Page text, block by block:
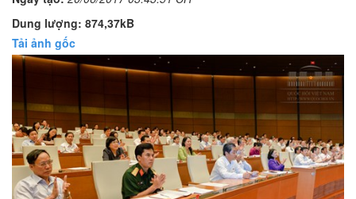
Dung lượng: 874,37kB
Tải ảnh gốc